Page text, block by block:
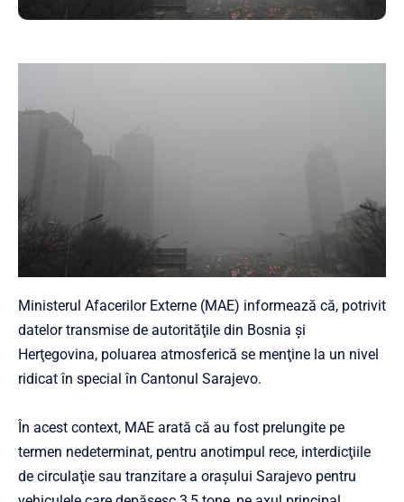
Ministerul Afacerilor Externe (MAE) informează că, potrivit
datelor transmise de autorităţile din Bosnia şi
Herţegovina, poluarea atmosferică se menţine la un nivel
ridicat în special în Cantonul Sarajevo.
În acest context, MAE arată că au fost prelungite pe
termen nedeterminat, pentru anotimpul rece, interdicţiile
de circulaţie sau tranzitare a oraşului Sarajevo pentru